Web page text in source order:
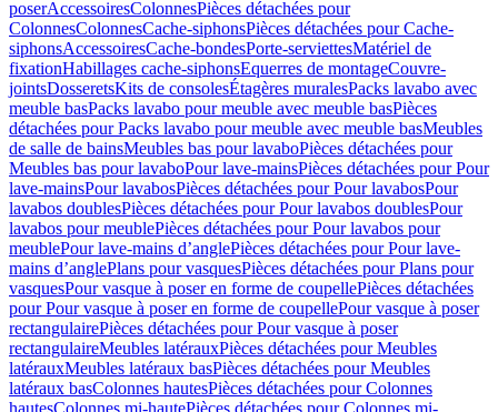
poserAccessoiresColonnesPièces détachées pour
ColonnesColonnesCache-siphonsPièces détachées pour Cache-
siphonsAccessoiresCache-bondesPorte-serviettesMatériel de
fixationHabillages cache-siphonsEquerres de montageCouvre-
jointsDosseretsKits de consolesÉtagères muralesPacks lavabo avec
meuble basPacks lavabo pour meuble avec meuble basPièces
détachées pour Packs lavabo pour meuble avec meuble basMeubles
de salle de bainsMeubles bas pour lavaboPièces détachées pour
Meubles bas pour lavaboPour lave-mainsPièces détachées pour Pour
lave-mainsPour lavabosPièces détachées pour Pour lavabosPour
lavabos doublesPièces détachées pour Pour lavabos doublesPour
lavabos pour meublePièces détachées pour Pour lavabos pour
meublePour lave-mains d’anglePièces détachées pour Pour lave-
mains d’anglePlans pour vasquesPièces détachées pour Plans pour
vasquesPour vasque à poser en forme de coupellePièces détachées
pour Pour vasque à poser en forme de coupellePour vasque à poser
rectangulairePièces détachées pour Pour vasque à poser
rectangulaireMeubles latérauxPièces détachées pour Meubles
latérauxMeubles latéraux basPièces détachées pour Meubles
latéraux basColonnes hautesPièces détachées pour Colonnes
hautesColonnes mi-hautePièces détachées pour Colonnes mi-